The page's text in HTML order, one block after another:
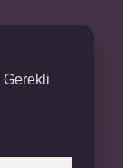
Gerekli